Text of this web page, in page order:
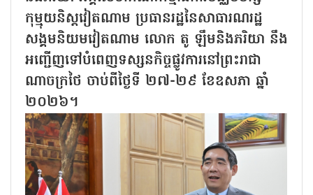
កុម្មុយនិស្តវៀតណាម ប្រធានរដ្ឋនៃសាធារណរដ្ឋ
សង្គមនិយមវៀតណាម លោក តូ ឡឹមនិងភរិយា នឹង
អញ្ជើញទៅបំពេញទស្សនកិច្ចផ្លូវការនៅព្រះរាជា
ណាចក្រថៃ ចាប់ពីថ្ងៃទី ២៧-២៩ ខែឧសភា ឆ្នាំ
២០២៦។